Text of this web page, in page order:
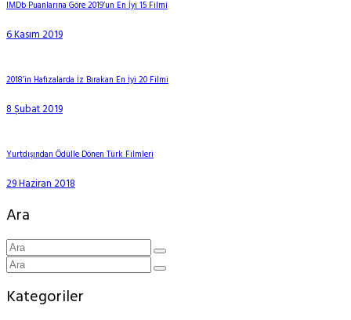
IMDb Puanlarına Göre 2019’un En İyi 15 Filmi
6 Kasım 2019
2018’in Hafızalarda İz Bırakan En İyi 20 Filmi
8 Şubat 2019
Yurtdışından Ödülle Dönen Türk Filmleri
29 Haziran 2018
Ara
Kategoriler